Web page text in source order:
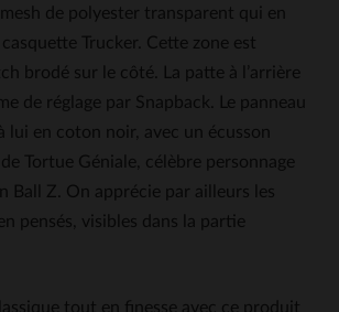
de polyester transparent qui en
Trucker. Cette zone est
brodé sur le côté. La patte à l’arrière
de réglage par Snapback. Le panneau
lui en coton noir, avec un écusson
Tortue Géniale, célèbre personnage
Ball Z. On apprécie par ailleurs les
pensés, visibles dans la partie
tout en finesse avec ce produit